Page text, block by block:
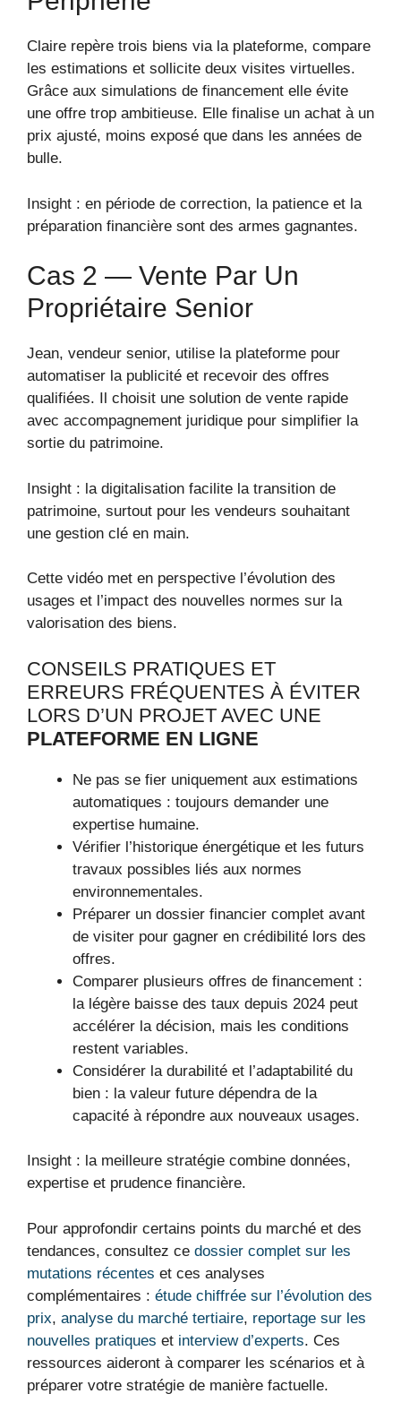
Claire repère trois biens via la plateforme, compare
les estimations et sollicite deux visites virtuelles.
Grâce aux simulations de financement elle évite
une offre trop ambitieuse. Elle finalise un achat à un
prix ajusté, moins exposé que dans les années de
bulle.
Insight : en période de correction, la patience et la
préparation financière sont des armes gagnantes.
Cas 2 — Vente Par Un
Propriétaire Senior
Jean, vendeur senior, utilise la plateforme pour
automatiser la publicité et recevoir des offres
qualifiées. Il choisit une solution de vente rapide
avec accompagnement juridique pour simplifier la
sortie du patrimoine.
Insight : la digitalisation facilite la transition de
patrimoine, surtout pour les vendeurs souhaitant
une gestion clé en main.
Cette vidéo met en perspective l’évolution des
usages et l’impact des nouvelles normes sur la
valorisation des biens.
CONSEILS PRATIQUES ET
ERREURS FRÉQUENTES À ÉVITER
LORS D’UN PROJET AVEC UNE
PLATEFORME EN LIGNE
Ne pas se fier uniquement aux estimations
automatiques : toujours demander une
expertise humaine.
Vérifier l’historique énergétique et les futurs
travaux possibles liés aux normes
environnementales.
Préparer un dossier financier complet avant
de visiter pour gagner en crédibilité lors des
offres.
Comparer plusieurs offres de financement :
la légère baisse des taux depuis 2024 peut
accélérer la décision, mais les conditions
restent variables.
Considérer la durabilité et l’adaptabilité du
bien : la valeur future dépendra de la
capacité à répondre aux nouveaux usages.
Insight : la meilleure stratégie combine données,
expertise et prudence financière.
Pour approfondir certains points du marché et des
tendances, consultez ce dossier complet sur les
mutations récentes et ces analyses
complémentaires : étude chiffrée sur l’évolution des
prix, analyse du marché tertiaire, reportage sur les
nouvelles pratiques et interview d’experts. Ces
ressources aideront à comparer les scénarios et à
préparer votre stratégie de manière factuelle.